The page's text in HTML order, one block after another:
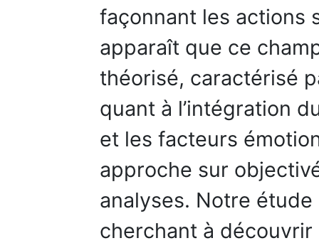
façonnant les actions
apparaît que ce
théorisé, caractérisé
quant à l’intégration
et les facteurs
approche sur
analyses. Notre
cherchant à